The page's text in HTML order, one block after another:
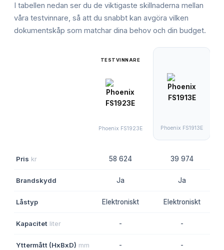
I tabellen nedan ser du de viktigaste skillnaderna mellan
våra testvinnare, så att du snabbt kan avgöra vilken
dokumentskåp som matchar dina behov och din budget.
TESTVINNARE
Phoenix FS1923E Phoenix FS1913E
Pris kr 58 624 39 974
Brandskydd Ja Ja
Låstyp Elektroniskt Elektroniskt
Kapacitet liter - -
Yttermått (HxBxD) mm - -